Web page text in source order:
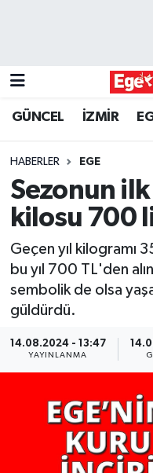
GÜNCEL İZMİR
HABERLER EGE
Sezonun
kilosu 700
Geçen yıl kilogramı
bu yıl 700 TL'den
sembolik de olsa
güldürdü.
14.08.2024 - 13:47
YAYINLANMA
GÜNCEL
ÖZEL HABER
POLİTİKA
SPOR